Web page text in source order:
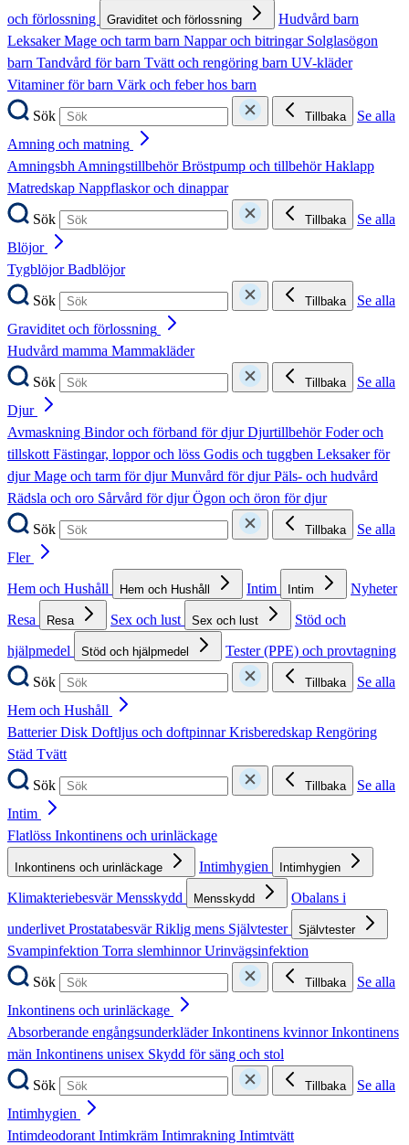
och förlossning
Graviditet och förlossning
Hudvård barn
LeksakerMage och tarm barn Nappar och bitringar Solglasögon
barn Tandvård för barn Tvätt och rengöring barn UV-kläder
Vitaminer för barn Värk och feber hos barn
Sök
Tillbaka
Se alla
Amning och matning
AmningsbhAmningstillbehörBröstpump och tillbehörHaklapp
Matredskap Nappflaskor och dinappar
Sök
Tillbaka
Se alla
Blöjor
TygblöjorBadblöjor
Sök
Tillbaka
Se alla
Graviditet och förlossning
Hudvård mamma Mammakläder
Sök
Tillbaka
Se alla
Djur
Avmaskning Bindor och förband för djurDjurtillbehörFoder och
tillskottFästingar, loppor och löss Godis och tuggben Leksaker för
djurMage och tarm för djurMunvård för djurPäls- och hudvård
Rädsla och oro Sårvård för djurÖgon och öron för djur
Sök
Tillbaka
Se alla
Fler
Hem och Hushåll
Hem och Hushåll Intim Intim
Nyheter
Resa
Resa Sex och lust Sex och lust
Stöd och
hjälpmedel
Stöd och hjälpmedel
Tester (PPE) och provtagning
Sök
Tillbaka
Se alla
Hem och Hushåll
BatterierDisk Doftljus och doftpinnarKrisberedskap Rengöring
Städ Tvätt
Sök
Tillbaka
Se alla
Intim
Flatlöss Inkontinens och urinläckage
Inkontinens och urinläckage Intimhygien Intimhygien
KlimakteriebesvärMensskydd Mensskydd
Obalans i
underlivetProstatabesvärRiklig mens Självtester Självtester
Svampinfektion Torra slemhinnorUrinvägsinfektion
Sök
Tillbaka
Se alla
Inkontinens och urinläckage
Absorberande engångsunderkläderInkontinens kvinnorInkontinens
män Inkontinens unisex Skydd för säng och stol
Sök
Tillbaka
Se alla
Intimhygien
IntimdeodorantIntimkräm Intimrakning Intimtvätt